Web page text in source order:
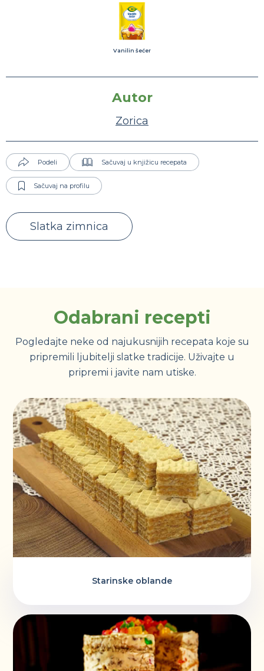
Vanilin šećer
Autor
Zorica
Podeli Sačuvaj u knjižicu recepata
Sačuvaj na profilu
Slatka zimnica
Odabrani recepti
Pogledajte neke od najukusnijih recepata koje su
pripremili ljubitelji slatke tradicije. Uživajte u
pripremi i javite nam utiske.
Starinske oblande